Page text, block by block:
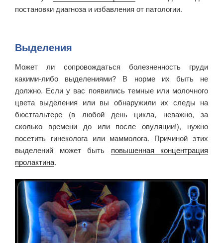
постановки диагноза и избавления от патологии.
Выделения
Может ли сопровождаться болезненность груди
какими-либо выделениями? В норме их быть не
должно. Если у вас появились темные или молочного
цвета выделения или вы обнаружили их следы на
бюстгальтере (в любой день цикла, неважно, за
сколько времени до или после овуляции!), нужно
посетить гинеколога или маммолога. Причиной этих
выделений может быть повышенная концентрация
пролактина.